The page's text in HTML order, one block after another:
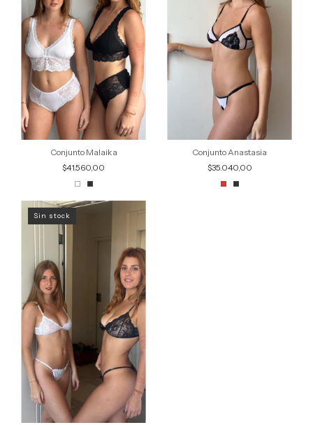
Conjunto Malaika
$41.560,00
Conjunto Anastasia
$35.040,00
Sin stock